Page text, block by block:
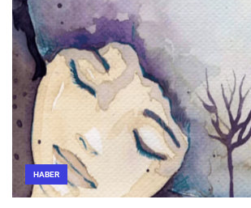
HABER